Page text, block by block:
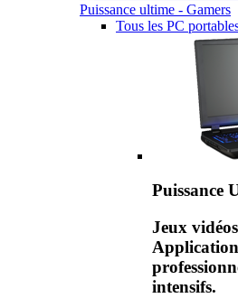
Puissance ultime - Gamers
Tous les PC
Puissance
Jeux
intensifs.